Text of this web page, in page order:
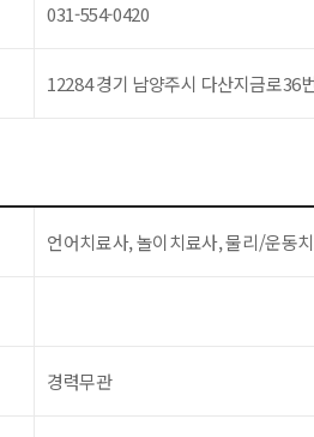
031-554-0420
12284 경기 남양주시 다산지금로36
언어치료사, 놀이치료사, 물리/운동
경력무관